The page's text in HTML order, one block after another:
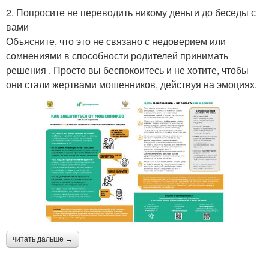
2. Попросите не переводить никому деньги до беседы с
вами
Объясните, что это не связано с недоверием или
сомнениями в способности родителей принимать
решения . Просто вы беспокоитесь и не хотите, чтобы
они стали жертвами мошенников, действуя на эмоциях.
читать дальше →